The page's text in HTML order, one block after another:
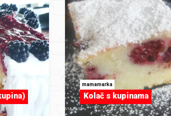
mamamarka
Kolač s kupinama